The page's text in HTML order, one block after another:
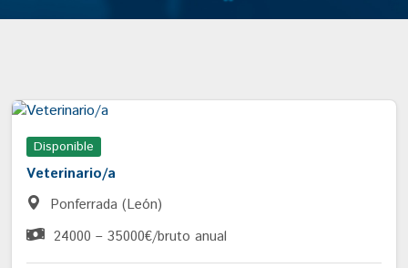
Disponible
Veterinario/a
Ponferrada (León)
24000 – 35000€/bruto anual